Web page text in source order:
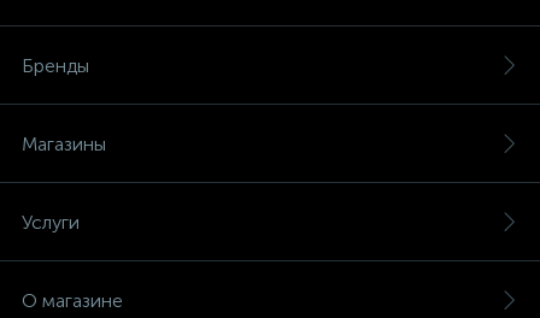
Бренды
Магазины
Услуги
О магазине